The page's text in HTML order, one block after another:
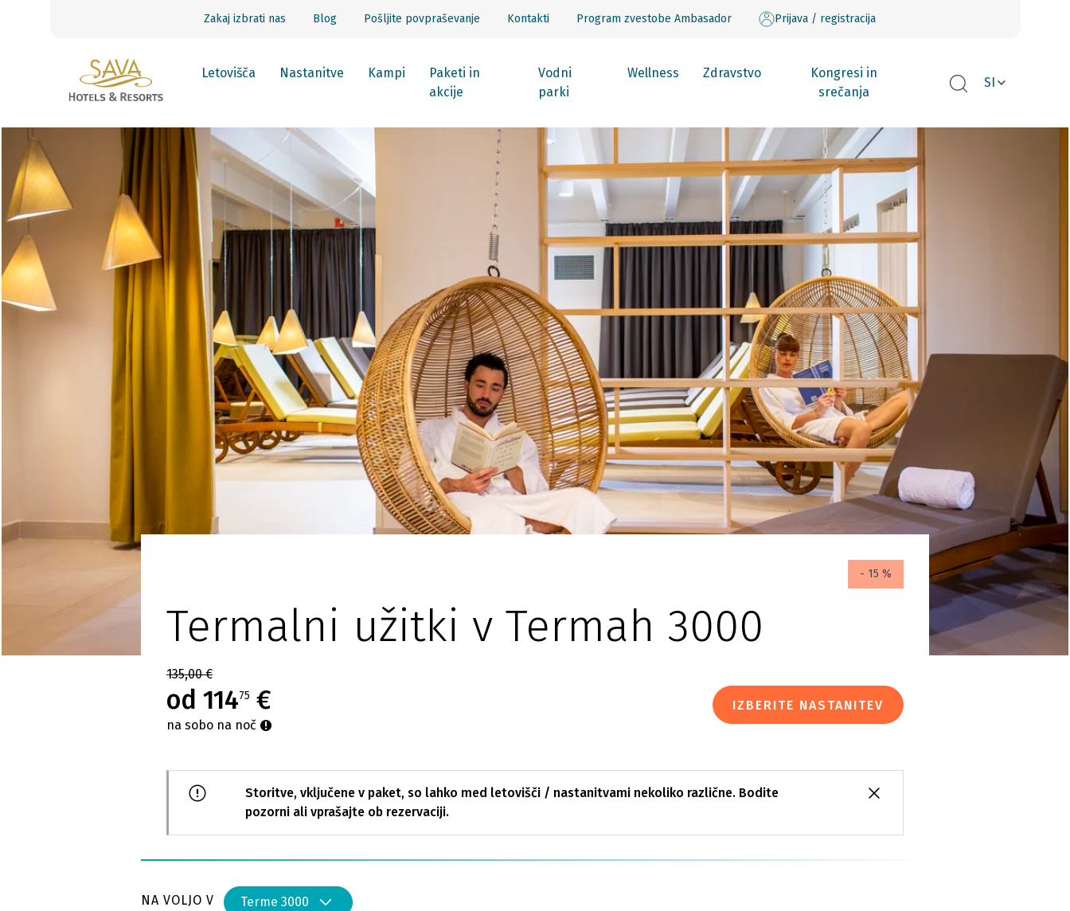
Zakaj izbrati nas Blog Pošljite povpraševanje Kontakti Program zvestobe Ambasador Prijava / registracija
Letovišča Nastanitve Kampi
Paketi in
akcije
Vodni
parki
Wellness Zdravstvo
Kongresi in
srečanja
SI
- 15 %
Termalni užitki v Termah 3000
135,00 €
od 11475 €
na sobo na noč
IZBERITE NASTANITEV
Storitve, vključene v paket, so lahko med letovišči / nastanitvami nekoliko različne. Bodite
pozorni ali vprašajte ob rezervaciji.
NA VOLJO V Terme 3000